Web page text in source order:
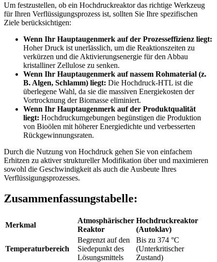
Um festzustellen, ob ein Hochdruckreaktor das richtige Werkzeug
für Ihren Verflüssigungsprozess ist, sollten Sie Ihre spezifischen
Ziele berücksichtigen:
Wenn Ihr Hauptaugenmerk auf der Prozesseffizienz liegt:
Hoher Druck ist unerlässlich, um die Reaktionszeiten zu
verkürzen und die Aktivierungsenergie für den Abbau
kristalliner Zellulose zu senken.
Wenn Ihr Hauptaugenmerk auf nassem Rohmaterial (z.
B. Algen, Schlamm) liegt: Die Hochdruck-HTL ist die
überlegene Wahl, da sie die massiven Energiekosten der
Vortrocknung der Biomasse eliminiert.
Wenn Ihr Hauptaugenmerk auf der Produktqualität
liegt: Hochdruckumgebungen begünstigen die Produktion
von Bioölen mit höherer Energiedichte und verbesserten
Rückgewinnungsraten.
Durch die Nutzung von Hochdruck gehen Sie von einfachem
Erhitzen zu aktiver struktureller Modifikation über und maximieren
sowohl die Geschwindigkeit als auch die Ausbeute Ihres
Verflüssigungsprozesses.
Zusammenfassungstabelle:
Merkmal
Atmosphärischer
Reaktor
Hochdruckreaktor
(Autoklav)
Temperaturbereich
Begrenzt auf den
Siedepunkt des
Lösungsmittels
Bis zu 374 °C
(Unterkritischer
Zustand)